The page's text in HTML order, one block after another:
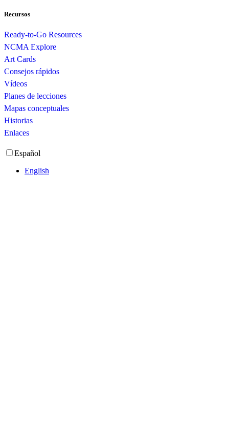
Recursos
Ready-to-Go Resources
NCMA Explore
Art Cards
Consejos rápidos
Vídeos
Planes de lecciones
Mapas conceptuales
Historias
Enlaces
Español
English